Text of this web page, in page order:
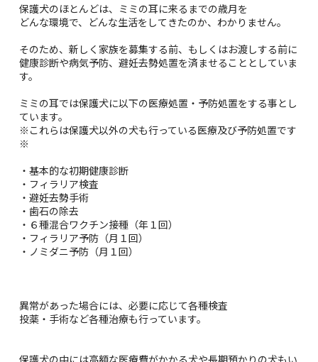
保護犬のほとんどは、ミミの耳に来るまでの歳月を
どんな環境で、どんな生活をしてきたのか、わかりません。
そのため、新しく家族を募集する前、もしくはお渡しする前に
健康診断や病気予防、避妊去勢処置を済ませることとしていま
す。
ミミの耳では保護犬に以下の医療処置・予防処置をする事とし
ています。
※これらは保護犬以外の犬も行っている医療及び予防処置です
※
・基本的な初期健康診断
・フィラリア検査
・避妊去勢手術
・歯石の除去
・６種混合ワクチン接種（年１回）
・フィラリア予防（月１回）
・ノミダニ予防（月１回）
異常があった場合には、必要に応じて各種検査
投薬・手術など各種治療も行っています。
保護犬の中には高額な医療費がかかる犬や長期預かりの犬もい